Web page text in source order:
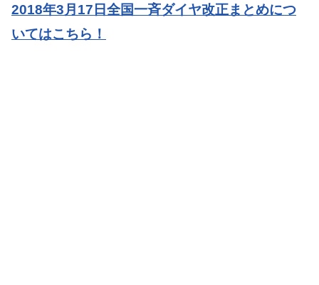
2018年3月17日全国一斉ダイヤ改正まとめにつ
いてはこちら！